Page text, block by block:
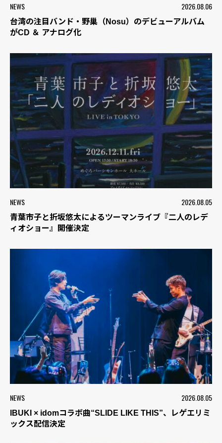
NEWS 2026.08.06
台湾の注目バンド・野巢（Nosu）のデビューアルバム
がCD ＆ アナログ化
NEWS 2026.08.05
青葉市子と折坂悠太によるツーマンライブ『二人のレデ
ィオショー』開催決定
NEWS 2026.08.05
IBUKI × idomコラボ曲“SLIDE LIKE THIS”、レゲエリミ
ックス配信決定